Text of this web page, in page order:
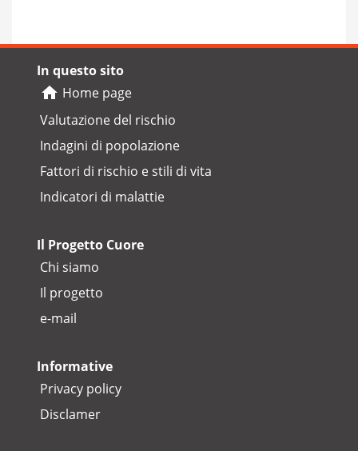
In questo sito
Home page
Valutazione del rischio
Indagini di popolazione
Fattori di rischio e stili di vita
Indicatori di malattie
Il Progetto Cuore
Chi siamo
Il progetto
e-mail
Informative
Privacy policy
Disclamer